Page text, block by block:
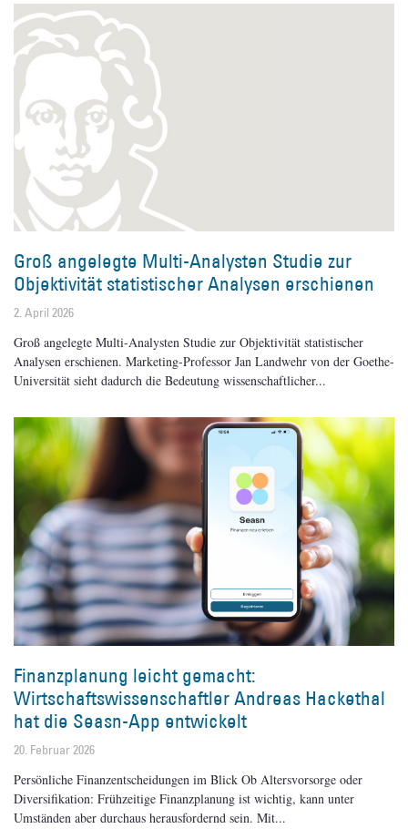
Groß angelegte Multi-Analysten Studie zur
Objektivität statistischer Analysen erschienen
2. April 2026
Groß angelegte Multi-Analysten Studie zur Objektivität statistischer
Analysen erschienen. Marketing-Professor Jan Landwehr von der Goethe-
Universität sieht dadurch die Bedeutung wissenschaftlicher
Finanzplanung leicht gemacht:
Wirtschaftswissenschaftler Andreas Hackethal
hat die Seasn-App entwickelt
20. Februar 2026
Persönliche Finanzentscheidungen im Blick Ob Altersvorsorge oder
Diversifikation: Frühzeitige Finanzplanung ist wichtig, kann unter
Umständen aber durchaus herausfordernd sein. Mit